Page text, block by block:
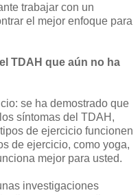
trabajar con un
el mejor enfoque para
TDAH que aún no ha
se ha demostrado que
síntomas del TDAH,
de ejercicio funcionen
de ejercicio, como yoga,
mejor para usted.
investigaciones